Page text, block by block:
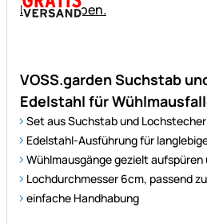
VOSS.garden Suchstab
Edelstahl für
Set aus Suchstab und Lochstecher
Edelstahl-Ausführung für
Wühlmausgänge gezielt aufspüren
Lochdurchmesser 6cm, passend
einfache Handhabung